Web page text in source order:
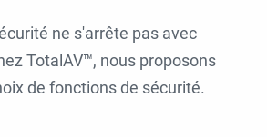
ne s'arrête pas avec
TotalAV™, nous proposons
de fonctions de sécurité.